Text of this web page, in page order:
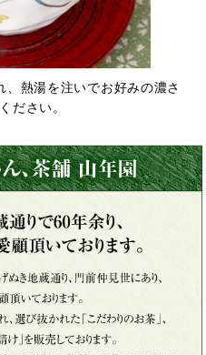
熱湯を注いでお好みの濃さ
ださい。